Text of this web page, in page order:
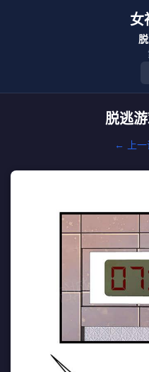
女
脱逃
← 上一